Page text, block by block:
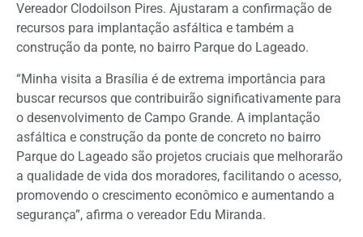
Vereador Clodoilson Pires. Ajustaram a confirmação de
recursos para implantação asfáltica e também a
construção da ponte, no bairro Parque do Lageado.
“Minha visita a Brasília é de extrema importância para
buscar recursos que contribuirão significativamente para
o desenvolvimento de Campo Grande. A implantação
asfáltica e construção da ponte de concreto no bairro
Parque do Lageado são projetos cruciais que melhorarão
a qualidade de vida dos moradores, facilitando o acesso,
promovendo o crescimento econômico e aumentando a
segurança”, afirma o vereador Edu Miranda.